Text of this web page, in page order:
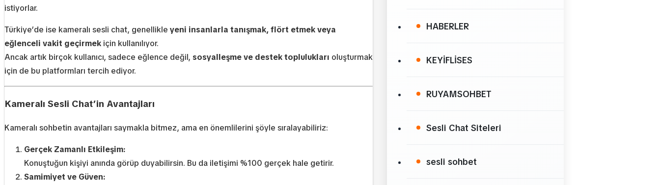
istiyorlar.
Türkiye’de ise kameralı sesli chat, genellikle yeni insanlarla tanışmak, flört etmek veya
eğlenceli vakit geçirmek için kullanılıyor.
Ancak artık birçok kullanıcı, sadece eğlence değil, sosyalleşme ve destek toplulukları oluşturmak
için de bu platformları tercih ediyor.
Kameralı Sesli Chat’in Avantajları
Kameralı sohbetin avantajları saymakla bitmez, ama en önemlilerini şöyle sıralayabiliriz:
Gerçek Zamanlı Etkileşim:
Konuştuğun kişiyi anında görüp duyabilirsin. Bu da iletişimi %100 gerçek hale getirir.
Samimiyet ve Güven:
HABERLER
KEYİFLİSES
RUYAMSOHBET
Sesli Chat Siteleri
sesli sohbet